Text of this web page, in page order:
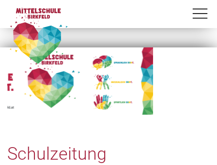
Schulzeitung